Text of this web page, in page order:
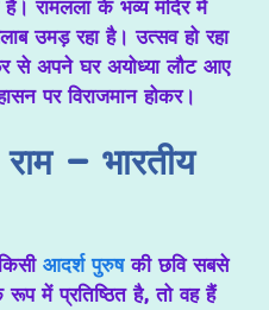
रामलला के भव्य मंदिर में
उमड़ रहा है। उत्सव हो रहा
से अपने घर अयोध्या लौट आए
पर विराजमान होकर।
– भारतीय
आदर्श पुरुषकी छवि सबसे
में प्रतिष्ठित है, तो वह हैं